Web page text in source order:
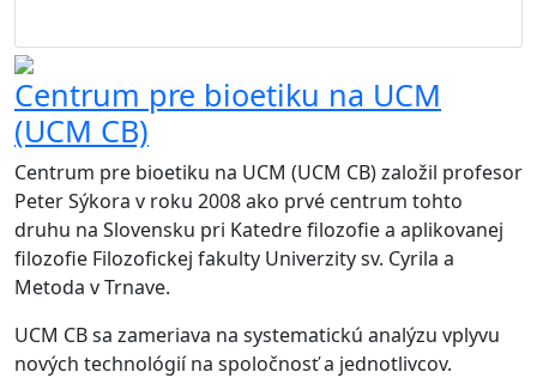
Centrum pre bioetiku na UCM
(UCM CB)
Centrum pre bioetiku na UCM (UCM CB) založil profesor
Peter Sýkora v roku 2008 ako prvé centrum tohto
druhu na Slovensku pri Katedre filozofie a aplikovanej
filozofie Filozofickej fakulty Univerzity sv. Cyrila a
Metoda v Trnave.
UCM CB sa zameriava na systematickú analýzu vplyvu
nových technológií na spoločnosť a jednotlivcov.